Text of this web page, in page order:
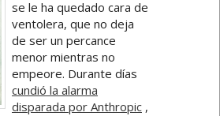
se le ha quedado cara de
ventolera, que no deja
de ser un percance
menor mientras no
empeore. Durante días
cundió la alarma
disparada por Anthropic ,